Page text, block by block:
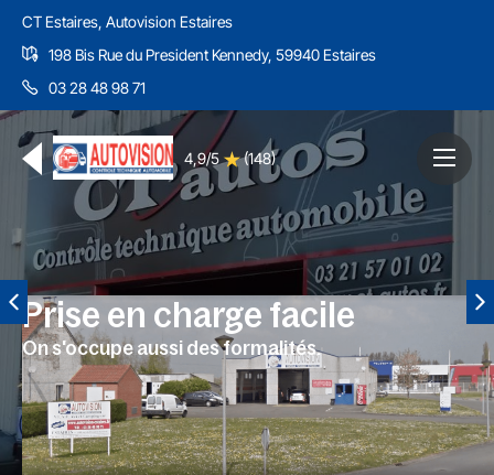
CT Estaires, Autovision Estaires
198 Bis Rue du President Kennedy, 59940 Estaires
03 28 48 98 71
4,9/5 (148)
Prise en charge facile
On s'occupe aussi des formalités.